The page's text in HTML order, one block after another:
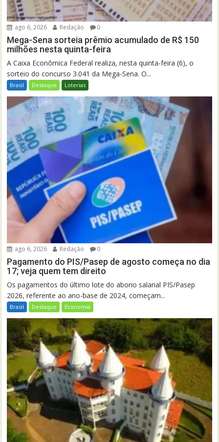
ago 6, 2026 Redação 0
Mega-Sena sorteia prêmio acumulado de R$ 150
milhões nesta quinta-feira
A Caixa Econômica Federal realiza, nesta quinta-feira (6), o
sorteio do concurso 3.041 da Mega-Sena. O...
Brasil Destaque Loterias
ago 6, 2026 Redação 0
Pagamento do PIS/Pasep de agosto começa no dia
17; veja quem tem direito
Os pagamentos do último lote do abono salarial PIS/Pasep
2026, referente ao ano-base de 2024, começam...
Brasil Destaque Economia